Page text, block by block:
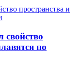
свойство
по